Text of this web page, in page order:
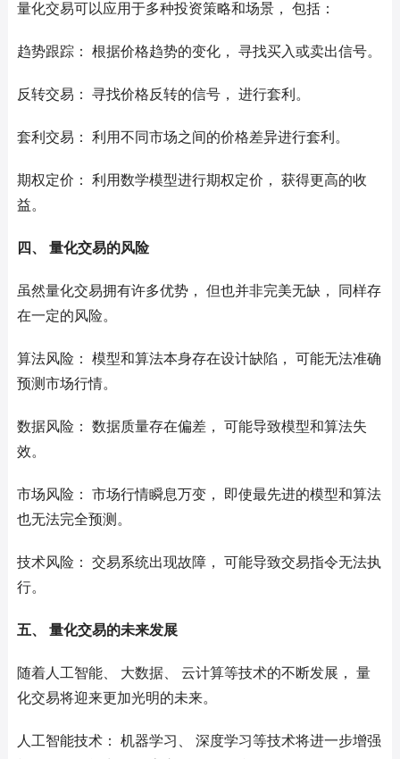
量化交易可以应用于多种投资策略和场景， 包括：
趋势跟踪： 根据价格趋势的变化， 寻找买入或卖出信号。
反转交易： 寻找价格反转的信号， 进行套利。
套利交易： 利用不同市场之间的价格差异进行套利。
期权定价： 利用数学模型进行期权定价， 获得更高的收
益。
四、 量化交易的风险
虽然量化交易拥有许多优势， 但也并非完美无缺， 同样存
在一定的风险。
算法风险： 模型和算法本身存在设计缺陷， 可能无法准确
预测市场行情。
数据风险： 数据质量存在偏差， 可能导致模型和算法失
效。
市场风险： 市场行情瞬息万变， 即使最先进的模型和算法
也无法完全预测。
技术风险： 交易系统出现故障， 可能导致交易指令无法执
行。
五、 量化交易的未来发展
随着人工智能、 大数据、 云计算等技术的不断发展， 量
化交易将迎来更加光明的未来。
人工智能技术： 机器学习、 深度学习等技术将进一步增强